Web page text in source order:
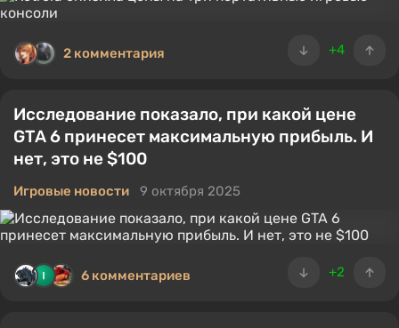
+4
2 комментария
Исследование показало, при какой цене
GTA 6 принесет максимальную прибыль. И
нет, это не $100
Игровые новости 9 октября 2025
+2
6 комментариев